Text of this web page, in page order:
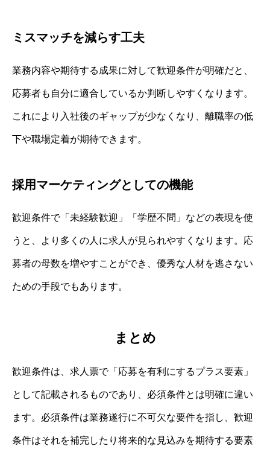
ミスマッチを減らす工夫
業務内容や期待する成果に対して歓迎条件が明確だと、
応募者も自分に適合しているか判断しやすくなります。
これにより入社後のギャップが少なくなり、離職率の低
下や職場定着が期待できます。
採用マーケティングとしての機能
歓迎条件で「未経験歓迎」「学歴不問」などの表現を使
うと、より多くの人に求人が見られやすくなります。応
募者の母数を増やすことができ、優秀な人材を逃さない
ための手段でもあります。
まとめ
歓迎条件は、求人票で「応募を有利にするプラス要素」
として記載されるものであり、必須条件とは明確に違い
ます。必須条件は業務遂行に不可欠な要件を指し、歓迎
条件はそれを補完したり将来的な見込みを期待する要素